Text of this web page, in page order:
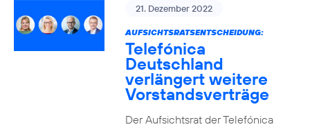
21. Dezember 2022
AUFSICHTSRATSENTSCHEIDUNG:
Telefónica
Deutschland
verlängert weitere
Vorstandsverträge
Der Aufsichtsrat der Telefónica